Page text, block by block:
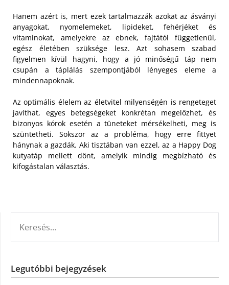
Hanem azért is, mert ezek tartalmazzák azokat az ásványi
anyagokat, nyomelemeket, lipideket, fehérjéket és
vitaminokat, amelyekre az ebnek, fajtától függetlenül,
egész életében szüksége lesz. Azt sohasem szabad
figyelmen kívül hagyni, hogy a jó minőségű táp nem
csupán a táplálás szempontjából lényeges eleme a
mindennapoknak.
Az optimális élelem az életvitel milyenségén is rengeteget
javíthat, egyes betegségeket konkrétan megelőzhet, és
bizonyos kórok esetén a tüneteket mérsékelheti, meg is
szüntetheti. Sokszor az a probléma, hogy erre fittyet
hánynak a gazdák. Aki tisztában van ezzel, az a Happy Dog
kutyatáp mellett dönt, amelyik mindig megbízható és
kifogástalan választás.
Legutóbbi bejegyzések